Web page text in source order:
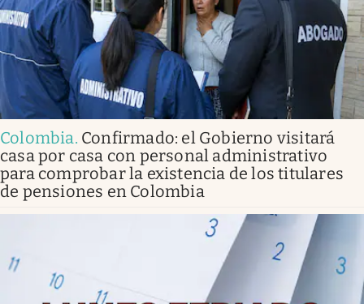
Colombia. Confirmado: el Gobierno visitará
casa por casa con personal administrativo
para comprobar la existencia de los titulares
de pensiones en Colombia